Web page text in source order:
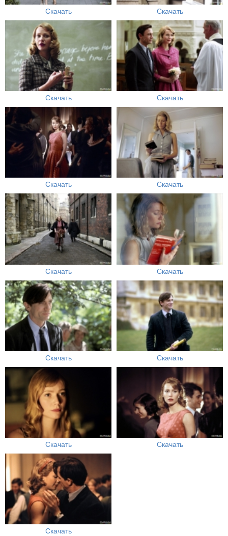
Скачать Скачать
Скачать Скачать
Скачать Скачать
Скачать Скачать
Скачать Скачать
Скачать Скачать
Скачать